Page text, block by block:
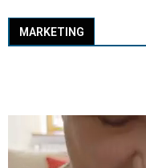
MARKETING